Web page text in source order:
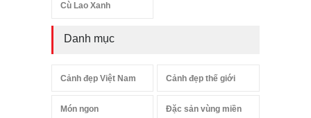
Cù Lao Xanh
Danh mục
Cảnh đẹp Việt Nam Cảnh đẹp thế giới
Món ngon Đặc sản vùng miền